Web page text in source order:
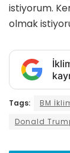
istiyorum.
olmak
Tags: BM
Donald